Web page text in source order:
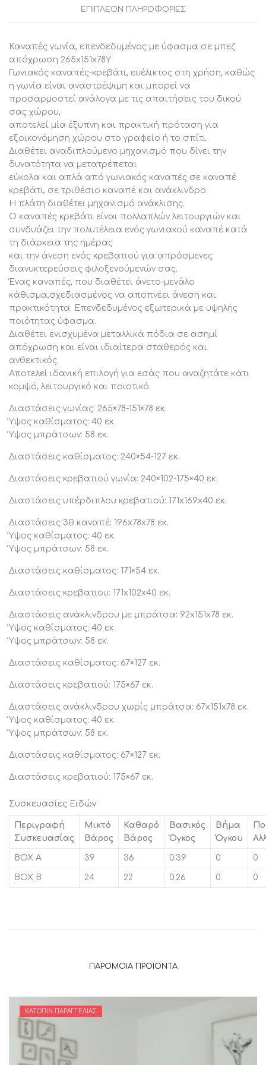
Διαθέτει ενισχυμένα μεταλλικά πόδια σε ασημί
ανθεκτικός.
Αποτελεί ιδανική επιλογή για εσάς που αναζητάτε κάτι
κομψό, λειτουργικό και ποιοτικό.
Διαστάσεις γωνίας: 265×78-151×78 εκ.
Ύψος καθίσματος: 40 εκ.
Ύψος μπράτσων: 58 εκ.
Διαστάσεις καθίσματος: 240×54-127 εκ.
Διαστάσεις κρεβατιού γωνία: 240×102-175×40 εκ.
Διαστάσεις υπέρδιπλου κρεβατιού: 171x169x40 εκ.
Διαστάσεις 3θ καναπέ: 196x78x78 εκ.
Ύψος καθίσματος: 40 εκ.
Ύψος μπράτσων: 58 εκ.
Διαστάσεις καθίσματος: 171×54 εκ.
Διαστάσεις κρεβατιου: 171x102x40 εκ.
Διαστάσεις ανάκλινδρου με μπράτσα: 92x151x78 εκ.
Ύψος καθίσματος: 40 εκ.
Ύψος μπράτσων: 58 εκ.
Διαστάσεις καθίσματος: 67×127 εκ.
Διαστάσεις κρεβατιού: 175×67 εκ.
Ύψος καθίσματος: 40 εκ.
Ύψος μπράτσων: 58 εκ.
1
Τεμάχιο
ποσότητα
ΕΠΙΠΛΈΟΝ ΠΛΗΡΟΦΟΡΊΕΣ
Καναπές γωνία, επενδεδυμένος με ύφασμα σε μπεζ
απόχρωση 265x151x78Υ
Γωνιακός καναπές-κρεβάτι, ευέλικτος στη χρήση, καθώς
η γωνία είναι αναστρέψιμη και μπορεί να
προσαρμοστεί ανάλογα με τις απαιτήσεις του δικού
σας χώρου,
αποτελεί μία έξυπνη και πρακτική πρόταση για
εξοικονόμηση χώρου στο γραφείο ή το σπίτι.
Διαθέτει αναδιπλούμενο μηχανισμό που δίνει την
δυνατότητα να μετατρέπεται
εύκολα και απλά από γωνιακός καναπές σε καναπέ
κρεβάτι, σε τριθέσιο καναπέ και ανάκλινδρο.
Η πλάτη διαθέτει μηχανισμό ανάκλισης.
Ο καναπές κρεβάτι είναι πολλαπλών λειτουργιών και
συνδυάζει την πολυτέλεια ενός γωνιακού καναπέ κατά
τη διάρκεια της ημέρας
και την άνεση ενός κρεβατιού για απρόσμενες
διανυκτερεύσεις φιλοξενούμενών σας.
Ένας καναπές, που διαθέτει άνετο-μεγάλο
κάθισμα,σχεδιασμένος να αποπνέει άνεση και
πρακτικότητα. Επενδεδυμένος εξωτερικά με υψηλής
ποιότητας ύφασμα.
Διαθέτει ενισχυμένα μεταλλικά πόδια σε ασημί
απόχρωση και είναι ιδιαίτερα σταθερός και
ανθεκτικός.
Αποτελεί ιδανική επιλογή για εσάς που αναζητάτε κάτι
κομψό, λειτουργικό και ποιοτικό.
Διαστάσεις γωνίας: 265×78-151×78 εκ.
Ύψος καθίσματος: 40 εκ.
Ύψος μπράτσων: 58 εκ.
Διαστάσεις καθίσματος: 240×54-127 εκ.
Διαστάσεις κρεβατιού γωνία: 240×102-175×40 εκ.
Διαστάσεις υπέρδιπλου κρεβατιού: 171x169x40 εκ.
Διαστάσεις 3θ καναπέ: 196x78x78 εκ.
Ύψος καθίσματος: 40 εκ.
Ύψος μπράτσων: 58 εκ.
Διαστάσεις καθίσματος: 171×54 εκ.
Διαστάσεις κρεβατιου: 171x102x40 εκ.
Διαστάσεις ανάκλινδρου με μπράτσα: 92x151x78 εκ.
Ύψος καθίσματος: 40 εκ.
Ύψος μπράτσων: 58 εκ.
Διαστάσεις καθίσματος: 67×127 εκ.
Διαστάσεις κρεβατιού: 175×67 εκ.
Διαστάσεις ανάκλινδρου χωρίς μπράτσα: 67x151x78 εκ.
Ύψος καθίσματος: 40 εκ.
Ύψος μπράτσων: 58 εκ.
Διαστάσεις καθίσματος: 67×127 εκ.
Διαστάσεις κρεβατιού: 175×67 εκ.
Συσκευασίες Ειδών
Περιγραφή
Συσκευασίας
Μικτό
Βάρος
Καθαρό
Βάρος
Βασικός
Όγκος
Βήμα
Όγκου
BOX A 39 36 0.39 0 0
BOX B 24 22 0.26 0 0
ΠΑΡΌΜΟΙΑ ΠΡΟΪΌΝΤΑ
ΚΑΤΌΠΙΝ ΠΑΡΑΓΓΕΛΊΑΣ